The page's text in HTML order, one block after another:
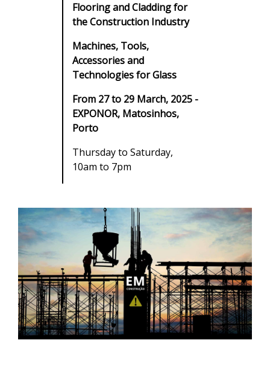
Flooring and Cladding for
the Construction Industry
Machines, Tools,
Accessories and
Technologies for Glass
From 27 to 29 March, 2025 -
EXPONOR, Matosinhos,
Porto
Thursday to Saturday,
10am to 7pm